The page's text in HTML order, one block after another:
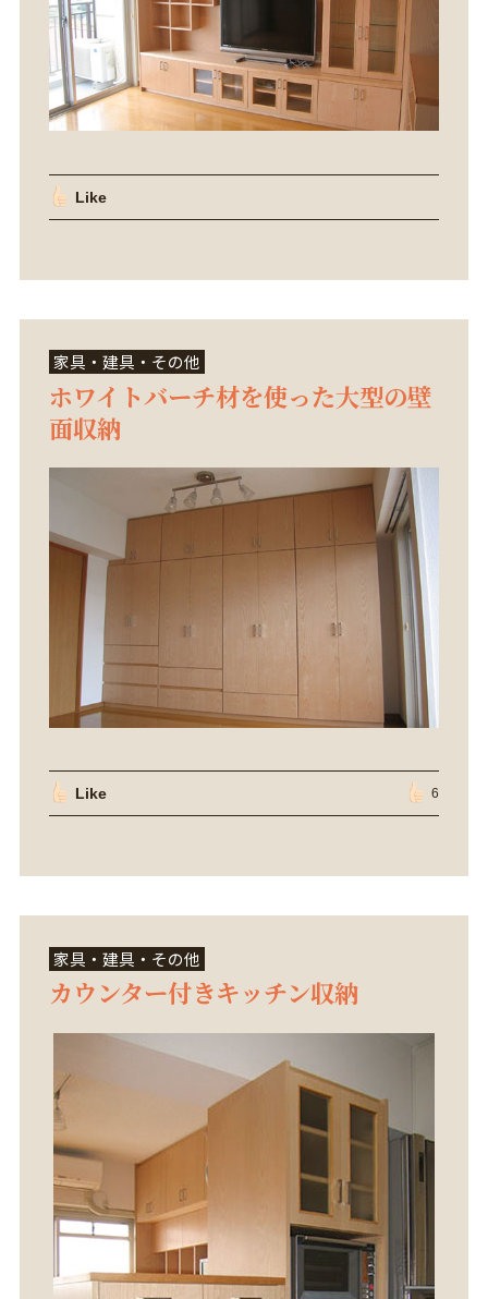
Like
家具・建具・その他
ホワイトバーチ材を使った大型の壁
面収納
Like 6
家具・建具・その他
カウンター付きキッチン収納